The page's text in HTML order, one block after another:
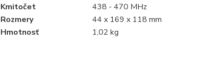
Kmitočet
438 - 470 MHz
Rozmery
44 x 169 x 118 mm
Hmotnosť
1,02 kg